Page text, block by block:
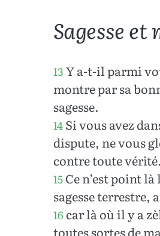
Sagesse
13Y a-t-il parmi
montre par sa
sagesse.
14Si vous avez
dispute, ne vous
contre toute vérité.
15Ce n’est point là
sagesse
16 car là où il y a
toutes sortes de